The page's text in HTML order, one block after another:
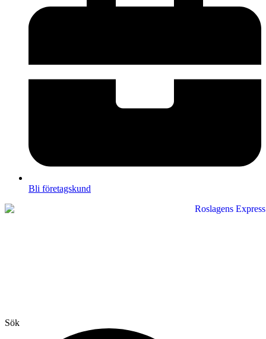
Bli företagskund
Sök